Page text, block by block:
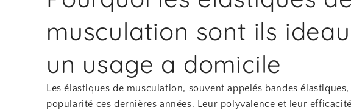
musculation sont ils
un usage a domicile
Les élastiques de musculation, souvent appelés bandes élastiques,
popularité ces dernières années. Leur polyvalence et leur